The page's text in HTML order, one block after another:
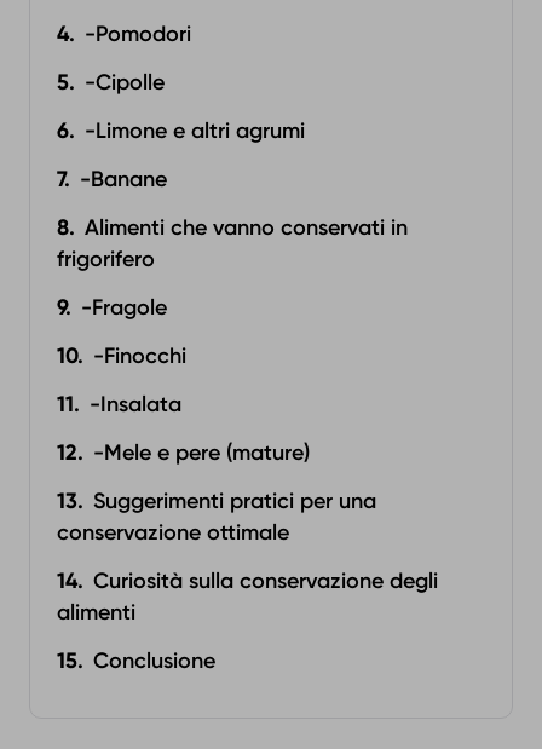
-Pomodori
-Cipolle
-Limone e altri agrumi
-Banane
Alimenti che vanno conservati in
frigorifero
-Fragole
-Finocchi
-Insalata
-Mele e pere (mature)
Suggerimenti pratici per una
conservazione ottimale
Curiosità sulla conservazione degli
alimenti‍
Conclusione‍